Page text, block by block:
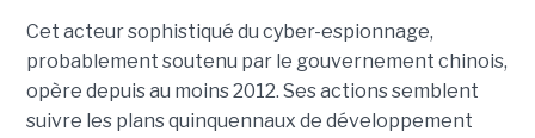
Cet acteur sophistiqué du cyber-espionnage,
probablement soutenu par le gouvernement chinois,
opère depuis au moins 2012. Ses actions semblent
suivre les plans quinquennaux de développement